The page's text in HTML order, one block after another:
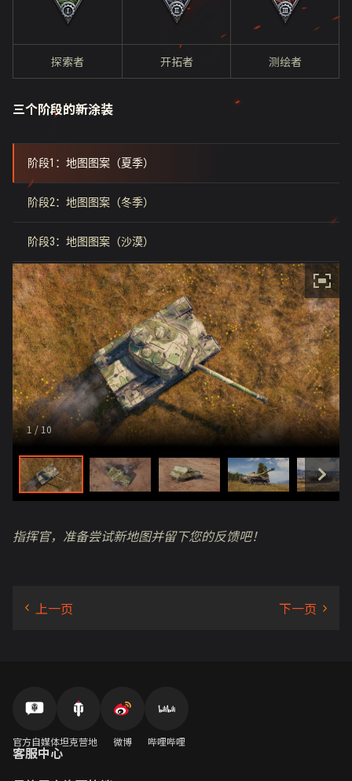
探索者 开拓者 测绘者
三个阶段的新涂装
阶段1：地图图案（夏季）
阶段2：地图图案（冬季）
阶段3：地图图案（沙漠）
1/ 10
指挥官，准备尝试新地图并留下您的反馈吧！
官方自媒体坦克营地 微博 哔哩哔哩
客服中心